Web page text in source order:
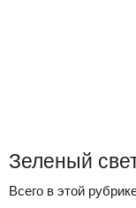
Зеленый
Всего в этой